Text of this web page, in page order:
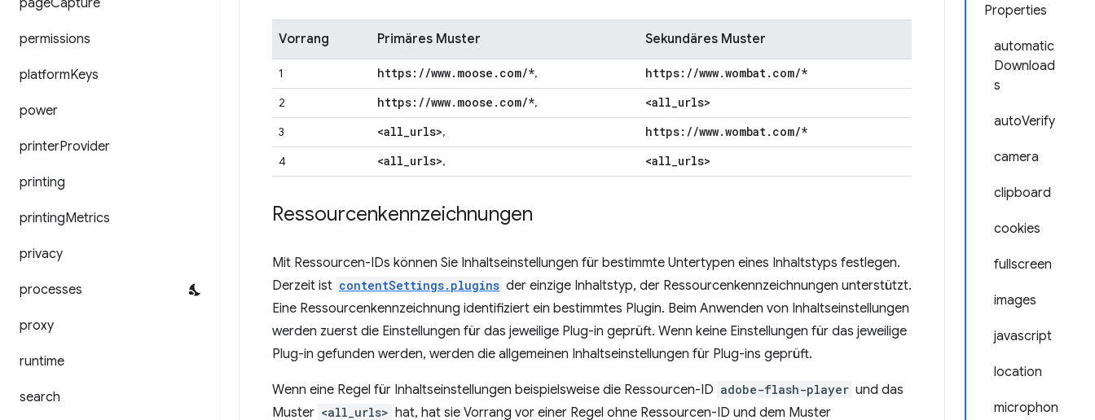
pageCapture
permissions
platformKeys
power
printerProvider
printing
printingMetrics
privacy
processes
proxy
runtime
search
Properties
automatic
Download
s
autoVerify
camera
clipboard
cookies
fullscreen
images
javascript
location
microphon
Vorrang Primäres Muster Sekundäres Muster
1 https: //www. moose . com/*, https: //www.wombat. com/*
2 https: //www. moose . com/*, <all_urls>
3 <all_urls>, https: //www.wombat. com/*
4 <all_urls>, <all_urls>
Ressourcenkennzeichnungen
Mit Ressourcen-IDs können Sie Inhaltseinstellungen für bestimmte Untertypen eines Inhaltstyps festlegen.
Derzeit ist contentSettings.plugins der einzige Inhaltstyp, der Ressourcenkennzeichnungen unterstützt.
Eine Ressourcenkennzeichnung identifiziert ein bestimmtes Plugin. Beim Anwenden von Inhaltseinstellungen
werden zuerst die Einstellungen für das jeweilige Plug-in geprüft. Wenn keine Einstellungen für das jeweilige
Plug-in gefunden werden, werden die allgemeinen Inhaltseinstellungen für Plug-ins geprüft.
Wenn eine Regel für Inhaltseinstellungen beispielsweise die Ressourcen-ID adobe-flash-player und das
Muster <all_urls> hat, hat sie Vorrang vor einer Regel ohne Ressourcen-ID und dem Muster